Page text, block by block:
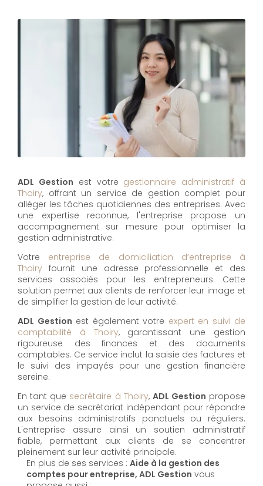
ADL Gestion est votre gestionnaire administratif à
Thoiry, offrant un service de gestion complet pour
alléger les tâches quotidiennes des entreprises. Avec
une expertise reconnue, l'entreprise propose un
accompagnement sur mesure pour optimiser la
gestion administrative.
Votre entreprise de domiciliation d’entreprise à
Thoiry fournit une adresse professionnelle et des
services associés pour les entrepreneurs. Cette
solution permet aux clients de renforcer leur image et
de simplifier la gestion de leur activité.
ADL Gestion est également votre expert en suivi de
comptabilité à Thoiry, garantissant une gestion
rigoureuse des finances et des documents
comptables. Ce service inclut la saisie des factures et
le suivi des impayés pour une gestion financière
sereine.
En tant que secrétaire à Thoiry, ADL Gestion propose
un service de secrétariat indépendant pour répondre
aux besoins administratifs ponctuels ou réguliers.
L'entreprise assure ainsi un soutien administratif
fiable, permettant aux clients de se concentrer
pleinement sur leur activité principale.
En plus de ses services : Aide à la gestion des
comptes pour entreprise, ADL Gestion vous